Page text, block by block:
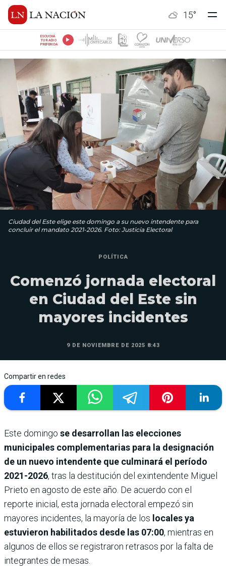
15°
ESCUCHÁ
TU RADIO
PREFERIDA
Ciudad del Este elige este domingo a su nuevo intendente para
concluir el mandato 2021-2026. Foto: Justicia Electoral
POLÍTICA
Comenzó jornada electoral
en Ciudad del Este sin
mayores incidentes
9 DE NOVIEMBRE DE 2025 8:43
Compartir en redes
Este domingo se desarrollan las elecciones
municipales complementarias para la designación
de un nuevo intendente que culminará el período
2021-2026, tras la destitución del exintendente Miguel
Prieto en agosto de este año. De acuerdo con el
reporte inicial, esta jornada electoral empezó sin
mayores incidentes, la mayoría de los locales ya
estuvieron habilitados desde las 07:00, mientras en
algunos de ellos se registraron retrasos por la falta de
integrantes de mesas.